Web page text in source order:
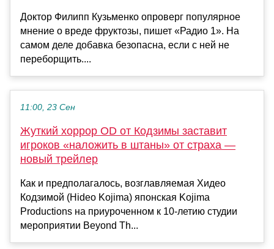
Доктор Филипп Кузьменко опроверг популярное
мнение о вреде фруктозы, пишет «Радио 1». На
самом деле добавка безопасна, если с ней не
переборщить....
11:00, 23 Сен
Жуткий хоррор OD от Кодзимы заставит
игроков «наложить в штаны» от страха —
новый трейлер
Как и предполагалось, возглавляемая Хидео
Кодзимой (Hideo Kojima) японская Kojima
Productions на приуроченном к 10-летию студии
мероприятии Beyond Th...